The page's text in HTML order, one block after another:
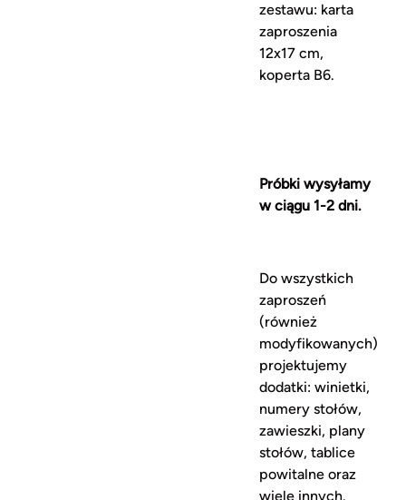
zestawu: karta
zaproszenia
12x17 cm,
koperta B6.
Próbki wysyłamy
w ciągu 1-2 dni.
Do wszystkich
zaproszeń
(również
modyfikowanych)
projektujemy
dodatki: winietki,
numery stołów,
zawieszki, plany
stołów, tablice
powitalne oraz
wiele innych.